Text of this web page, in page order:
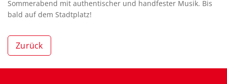
Sommerabend mit authentischer und handfester Musik. Bis
bald auf dem Stadtplatz!
Zurück